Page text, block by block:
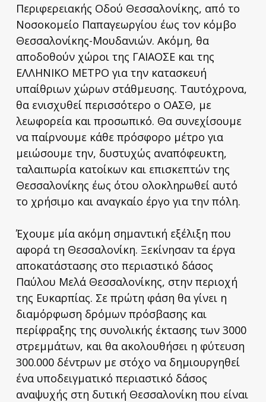
Περιφερειακής Οδού Θεσσαλονίκης, από το
Νοσοκομείο Παπαγεωργίου έως τον κόμβο
Θεσσαλονίκης-Μουδανιών. Ακόμη, θα
αποδοθούν χώροι της ΓΑΙΑΟΣΕ και της
ΕΛΛΗΝΙΚΟ ΜΕΤΡΟ για την κατασκευή
υπαίθριων χώρων στάθμευσης. Ταυτόχρονα,
θα ενισχυθεί περισσότερο ο ΟΑΣΘ, με
λεωφορεία και προσωπικό. Θα συνεχίσουμε
να παίρνουμε κάθε πρόσφορο μέτρο για
μειώσουμε την, δυστυχώς αναπόφευκτη,
ταλαιπωρία κατοίκων και επισκεπτών της
Θεσσαλονίκης έως ότου ολοκληρωθεί αυτό
το χρήσιμο και αναγκαίο έργο για την πόλη.
Έχουμε μία ακόμη σημαντική εξέλιξη που
αφορά τη Θεσσαλονίκη. Ξεκίνησαν τα έργα
αποκατάστασης στο περιαστικό δάσος
Παύλου Μελά Θεσσαλονίκης, στην περιοχή
της Ευκαρπίας. Σε πρώτη φάση θα γίνει η
διαμόρφωση δρόμων πρόσβασης και
περίφραξης της συνολικής έκτασης των 3000
στρεμμάτων, και θα ακολουθήσει η φύτευση
300.000 δέντρων με στόχο να δημιουργηθεί
ένα υποδειγματικό περιαστικό δάσος
αναψυχής στη δυτική Θεσσαλονίκη που είναι